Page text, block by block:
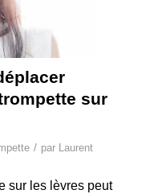
sur
/ par Laurent
sur les lèvres peut